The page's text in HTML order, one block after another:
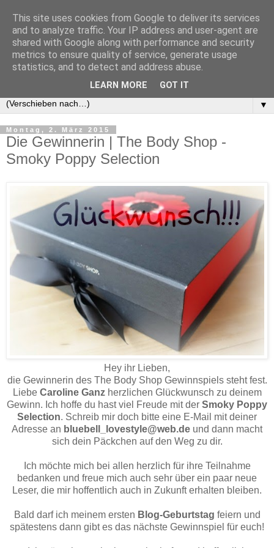
▼
Montag, 2. März 2015
Die Gewinnerin | The Body Shop -
Smoky Poppy Selection
Hey ihr Lieben,
die Gewinnerin des The Body Shop Gewinnspiels steht fest.
Liebe Caroline Ganzherzlichen Glückwunsch zu deinem
Gewinn. Ich hoffe du hast viel Freude mit der Smoky Poppy
Selection. Schreib mir doch bitte eine E-Mail mit deiner
Adresse an bluebell_lovestyle@web.de und dann macht
sich dein Päckchen auf den Weg zu dir.
Ich möchte mich bei allen herzlich für ihre Teilnahme
bedanken und freue mich auch sehr über ein paar neue
Leser, die mir hoffentlich auch in Zukunft erhalten bleiben.
Bald darf ich meinem ersten Blog-Geburtstag feiern und
spätestens dann gibt es das nächste Gewinnspiel für euch!
This site uses cookies from Google to deliver its services
and to analyze traffic. Your IP address and user-agent are
shared with Google along with performance and security
metrics to ensure quality of service, generate usage
statistics, and to detect and address abuse.
LEARN MORE GOT IT